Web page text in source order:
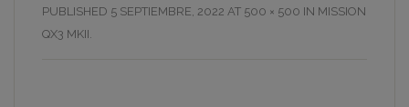
PUBLISHED 5 SEPTIEMBRE, 2022 AT 500 × 500 IN MISSION
QX3 MKII.